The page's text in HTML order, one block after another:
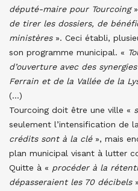
député-maire pour Tourcoing
de tirer les dossiers, de
ministères ». Ceci établi,
son programme municipal. «
d’ouverture avec des
Ferrain et de la Vallée de la
(…)
Tourcoing doit être une ville «
seulement l’intensification de
crédits sont à la clé», mais
plan municipal visant à lutter
Quitte à « procéder à la
dépasseraient les 70 décibels